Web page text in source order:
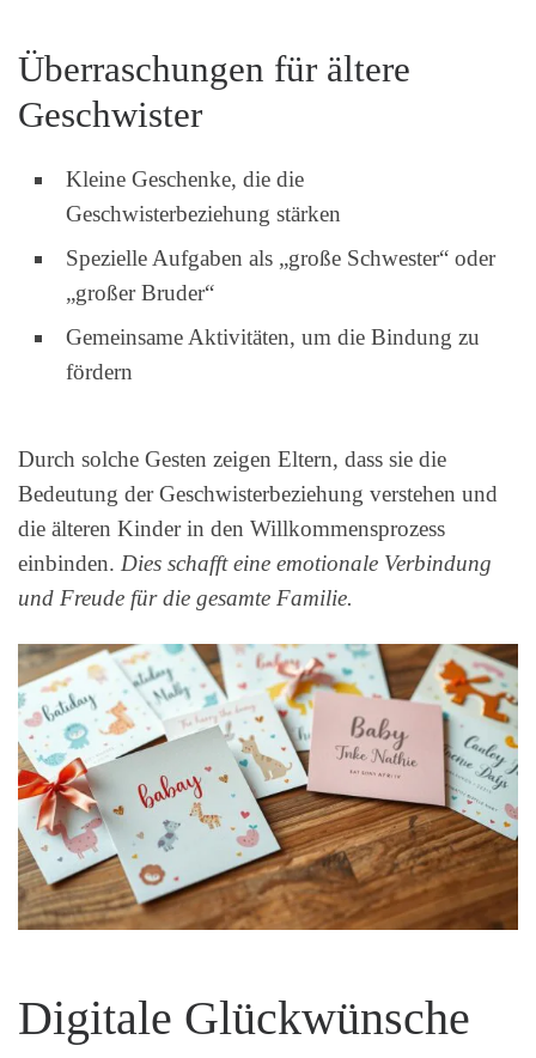
Überraschungen für ältere
Geschwister
Kleine Geschenke, die die
Geschwisterbeziehung stärken
Spezielle Aufgaben als „große Schwester“ oder
„großer Bruder“
Gemeinsame Aktivitäten, um die Bindung zu
fördern
Durch solche Gesten zeigen Eltern, dass sie die
Bedeutung der Geschwisterbeziehung verstehen und
die älteren Kinder in den Willkommensprozess
einbinden. Dies schafft eine emotionale Verbindung
und Freude für die gesamte Familie.
Digitale Glückwünsche